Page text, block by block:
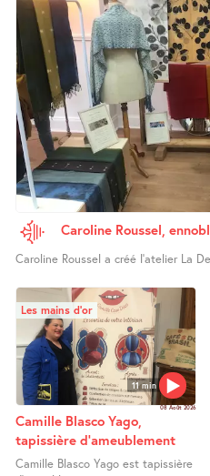
Caroline Roussel,
Caroline Roussel a créé l’atelier La
11 min
Les mains d’or
08 Août 2026
Camille Blasco Yago,
tapissière d’ameublement
Camille Blasco Yago est tapissière